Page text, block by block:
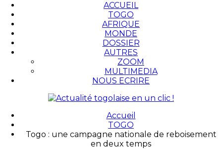
ACCUEIL
TOGO
AFRIQUE
MONDE
DOSSIER
AUTRES
ZOOM
MULTIMEDIA
NOUS ECRIRE
Accueil
TOGO
Togo : une campagne nationale de reboisement
en deux temps